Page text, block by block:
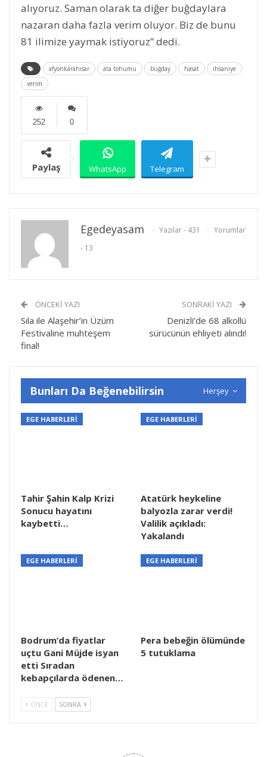
alıyoruz. Saman olarak ta diğer buğdaylara
nazaran daha fazla verim oluyor. Biz de bunu
81 ilimize yaymak istiyoruz” dedi.
afyonkarahisar ata tohumu buğday hasat
ihsaniye
verim
0
252
Paylaş WhatsApp Telegram
Egedeyasam Yazılar - 431
Yorumlar
- 13
ÖNCEKI YAZI
Sıla ile Alaşehir’in Üzüm
Festivaline muhteşem
final!
SONRAKI YAZI
Denizli’de 68 alkollü
sürücünün ehliyeti alındı!
Herşey
Bunları Da Beğenebilirsin
EGE HABERLERİ
Tahir Şahin Kalp Krizi
Sonucu hayatını
kaybetti…
EGE HABERLERİ
Atatürk heykeline
balyozla zarar verdi!
Valilik açıkladı:
Yakalandı
EGE HABERLERİ
Bodrum’da fiyatlar
uçtu Gani Müjde isyan
etti Sıradan
kebapçılarda ödenen…
EGE HABERLERİ
Pera bebeğin ölümünde
5 tutuklama
ÖNCE SONRA